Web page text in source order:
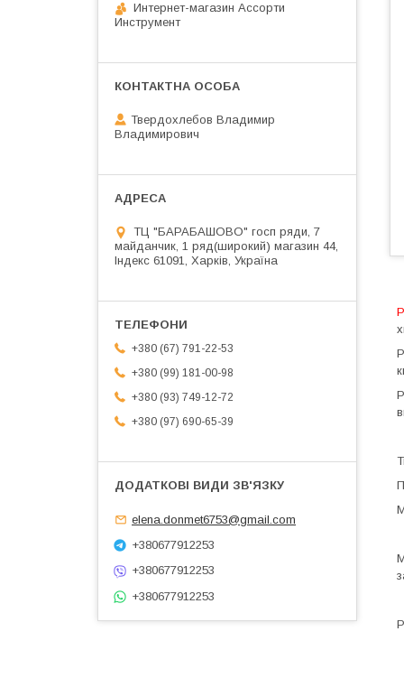
Интернет-магазин Ассорти
Инструмент
Твердохлебов Владимир
Владимирович
ТЦ "БАРАБАШОВО" госп ряди, 7
майданчик, 1 ряд(широкий) магазин 44,
Індекс 61091, Харків, Україна
+380 (67) 791-22-53
+380 (99) 181-00-98
+380 (93) 749-12-72
+380 (97) 690-65-39
elena.donmet6753@gmail.com
+380677912253
+380677912253
+380677912253